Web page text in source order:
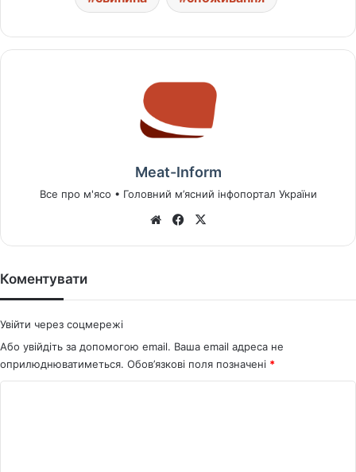
Meat-Inform
Все про м'ясо • Головний м’ясний інфопортал України
We
Fa
Коментувати
Увійти через соцмережі
Або увійдіть за допомогою email. Ваша email адреса не
оприлюднюватиметься. Обов’язкові поля позначені *